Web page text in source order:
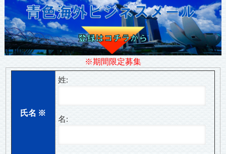
※期間限定募集
氏名 ※
姓:
名: